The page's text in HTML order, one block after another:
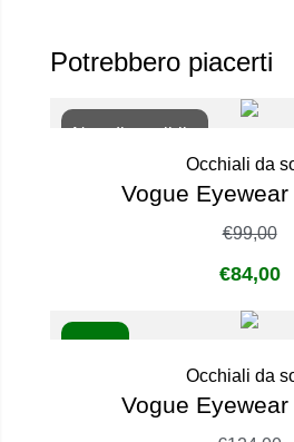
Potrebbero piacerti
Non disponibile
Occhiali da
Vogue
€99,00
€84,00
Occhiali da
Vogue